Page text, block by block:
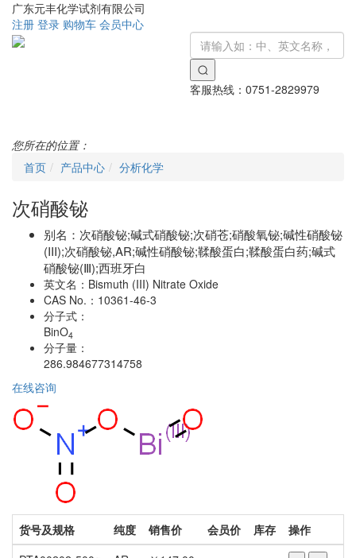
广东元丰化学试剂有限公司
注册 登录 购物车 会员中心
客服热线： 0751-2829979
您所在的位置：
首页
产品中心 分析化学
次硝酸铋
别名： 次硝酸铋;碱式硝酸铋;次硝苍;硝酸氧铋;碱性硝酸铋
(III);次硝酸铋,AR;碱性硝酸铋;鞣酸蛋白;鞣酸蛋白药;碱式
硝酸铋(Ⅲ);西班牙白
英文名： Bismuth (III) Nitrate Oxide
CAS No.： 10361-46-3
分子式：
BinO4
分子量：
286.984677314758
在线咨询
货号及规格 纯度 销售价 会员价 库存
操作